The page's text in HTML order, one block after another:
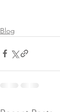
Blog